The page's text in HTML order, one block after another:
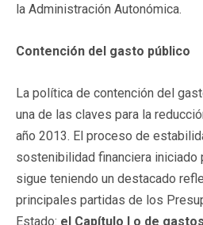
la Administración Autonómica.
Contención del gasto público
La política de contención del
una de las claves para la
año 2013. El proceso de
sostenibilidad financiera iniciado
sigue teniendo un destacado
principales partidas de los
Estado: el Capítulo I o de